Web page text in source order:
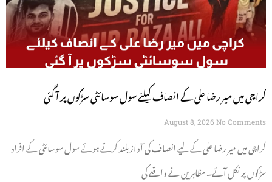
کراچی میں میر رضا علی کے انصاف کیلئے سول سوسائٹی سڑکوں پر آ گئی
August 8, 2026 No Comments
کراچی میں میر رضا علی کے لیے انصاف کی آواز بلند کرتے ہوئے سول سوسائٹی کے افراد
سڑکوں پر نکل آئے۔ مظاہرین نے واقعے کی